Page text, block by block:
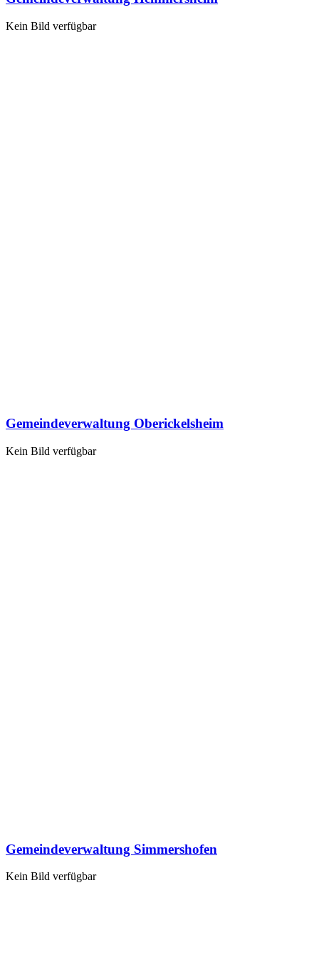
Kein Bild verfügbar
Gemeindeverwaltung Oberickelsheim
Kein Bild verfügbar
Gemeindeverwaltung Simmershofen
Kein Bild verfügbar